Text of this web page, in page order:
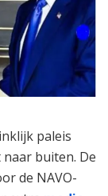
paleis
buiten. De
de NAVO-